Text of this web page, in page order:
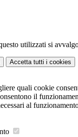
utilizzati si
Accetta tutti i cookies
quali cookie
il
al